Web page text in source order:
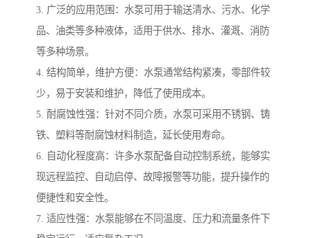
3. 广泛的应用范围：水泵可用于输送清水、污水、化学
品、油类等多种液体，适用于供水、排水、灌溉、消防
等多种场景。
4. 结构简单，维护方便：水泵通常结构紧凑，零部件较
少，易于安装和维护，降低了使用成本。
5. 耐腐蚀性强：针对不同介质，水泵可采用不锈钢、铸
铁、塑料等耐腐蚀材料制造，延长使用寿命。
6. 自动化程度高：许多水泵配备自动控制系统，能够实
现远程监控、自动启停、故障报警等功能，提升操作的
便捷性和安全性。
7. 适应性强：水泵能够在不同温度、压力和流量条件下